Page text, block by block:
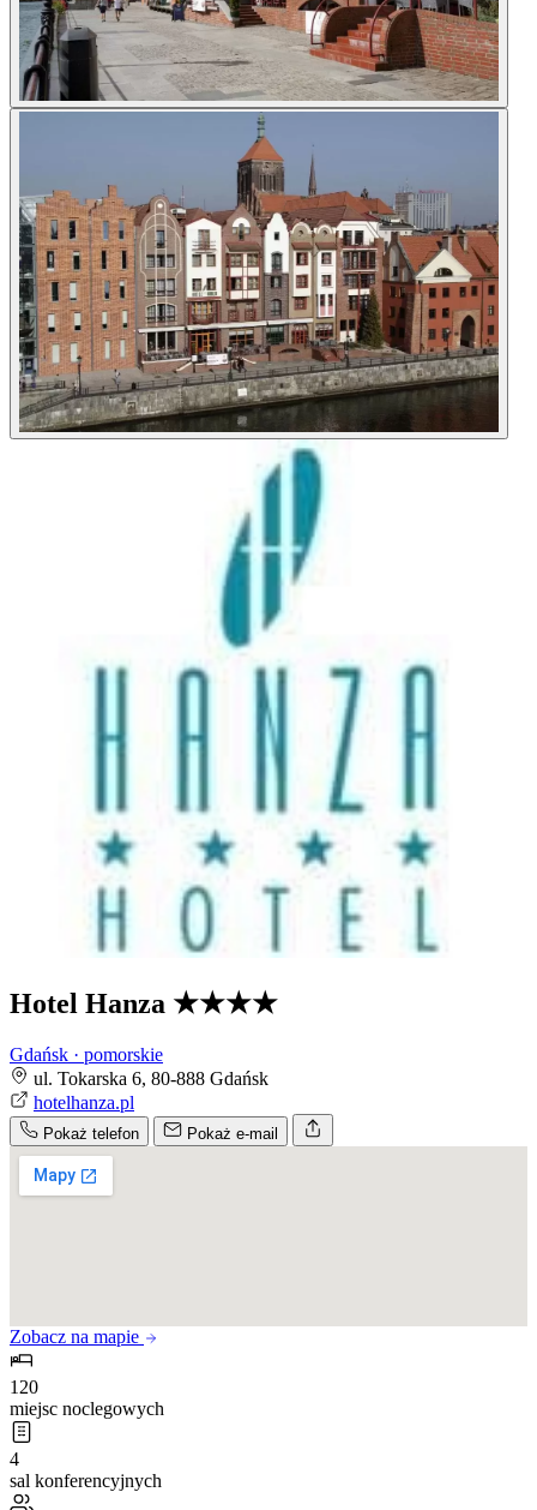
Hotel Hanza ★★★★
Gdańsk · pomorskie
ul. Tokarska 6, 80-888 Gdańsk
hotelhanza.pl
Pokaż telefon Pokaż e-mail
Zobacz na mapie
120
miejsc noclegowych
4
sal konferencyjnych